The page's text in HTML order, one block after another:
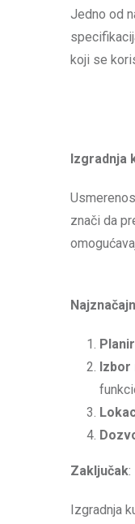
Jedno od
koji se
Izgradnja
znači da
Izbor
Zaključak:
Izgradnja